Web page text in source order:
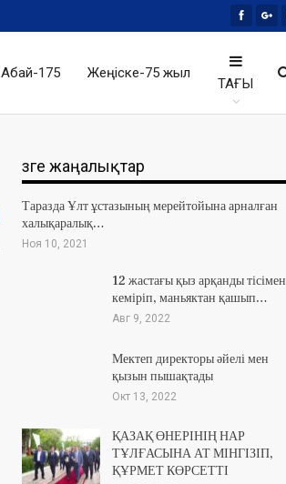
Абай-175 Жеңіске-75 жыл
ТАҒЫ
Өзге жаңалықтар
Таразда Ұлт ұстазының мерейтойына арналған
халықаралық…
Ноя 10, 2021
12 жастағы қыз арқанды тісімен
кеміріп, маньяктан қашып…
Авг 9, 2022
Мектеп директоры әйелі мен
қызын пышақтады
Окт 13, 2022
ҚАЗАҚ ӨНЕРІНІҢ НАР
ТҰЛҒАСЫНА АТ МІНГІЗІП,
ҚҰРМЕТ КӨРСЕТТІ